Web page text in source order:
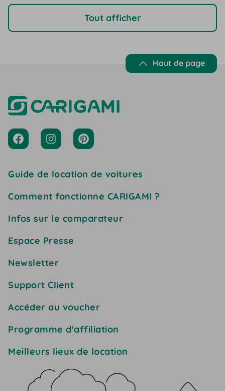
Tout afficher
Haut de page
Guide de location de voitures
Comment fonctionne CARIGAMI ?
Infos sur le comparateur
Espace Presse
Newsletter
Support Client
Accéder au voucher
Programme d'affiliation
Meilleurs lieux de location